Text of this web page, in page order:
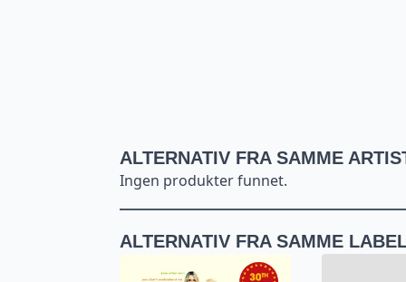
ALTERNATIV FRA SAMME
Ingen produkter funnet.
ALTERNATIV FRA SAMME